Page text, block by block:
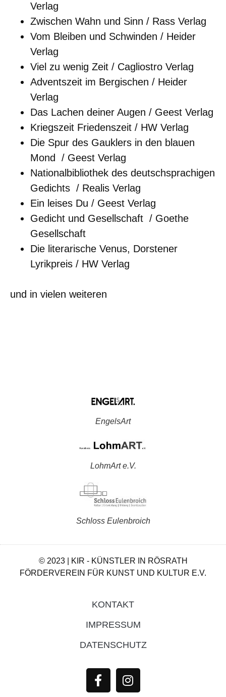
Verlag
Zwischen Wahn und Sinn / Rass Verlag
Vom Bleiben und Schwinden / Heider
Verlag
Viel zu wenig Zeit / Cagliostro Verlag
Adventszeit im Bergischen / Heider
Verlag
Das Lachen deiner Augen / Geest Verlag
Kriegszeit Friedenszeit / HW Verlag
Die Spur des Gauklers in den blauen
Mond / Geest Verlag
Nationalbibliothek des deutschsprachigen
Gedichts / Realis Verlag
Ein leises Du / Geest Verlag
Gedicht und Gesellschaft / Goethe
Gesellschaft
Die literarische Venus, Dorstener
Lyrikpreis / HW Verlag
und in vielen weiteren
EngelsArt
LohmArt e.V.
Schloss Eulenbroich
© 2023 | KIR - KÜNSTLER IN RÖSRATH
FÖRDERVEREIN FÜR KUNST UND KULTUR E.V.
KONTAKT
IMPRESSUM
DATENSCHUTZ